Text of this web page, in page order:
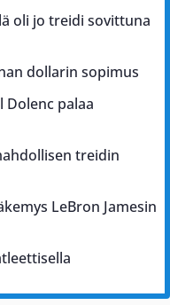
oli jo treidi sovittuna
dollarin sopimus
Dolenc palaa
treidin
LeBron Jamesin